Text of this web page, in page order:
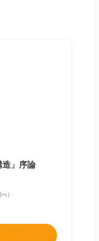
造」序論
）